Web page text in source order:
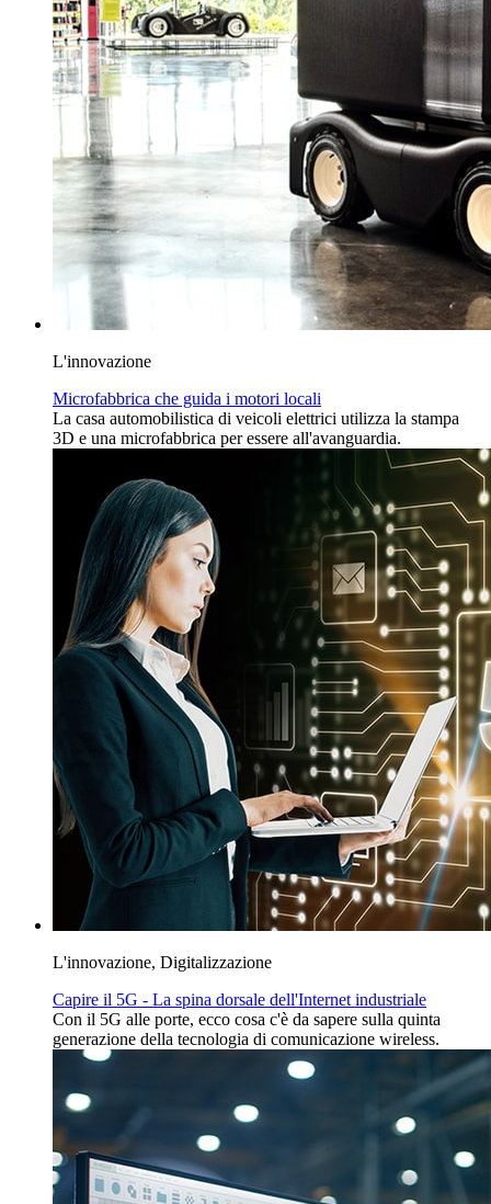
L'innovazione
Microfabbrica che guida i motori locali
La casa automobilistica di veicoli elettrici utilizza la stampa
3D e una microfabbrica per essere all'avanguardia.
L'innovazione, Digitalizzazione
Capire il 5G - La spina dorsale dell'Internet industriale
Con il 5G alle porte, ecco cosa c'è da sapere sulla quinta
generazione della tecnologia di comunicazione wireless.